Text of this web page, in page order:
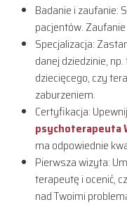
Badanie i zaufanie:
pacjentów.
Specjalizacja:
danej dziedzinie,
dziecięcego, czy
zaburzeniem.
Certyfikacja:
psychoterapeuta
ma odpowiednie
Pierwsza wizyta:
terapeutę i ocenić,
nad Twoimi